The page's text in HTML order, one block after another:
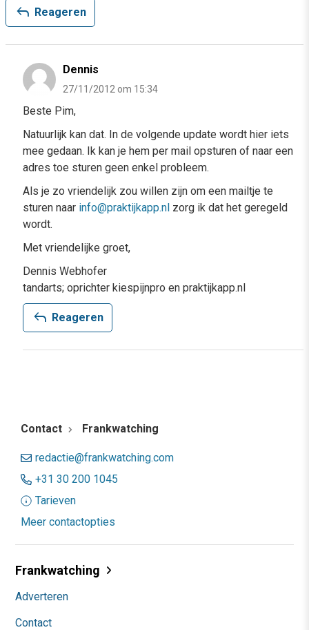
reply Reageren
Dennis
27/11/2012 om 15:34
Beste Pim,
Natuurlijk kan dat. In de volgende update wordt hier iets
mee gedaan. Ik kan je hem per mail opsturen of naar een
adres toe sturen geen enkel probleem.
Als je zo vriendelijk zou willen zijn om een mailtje te
sturen naar info@praktijkapp.nl zorg ik dat het geregeld
wordt.
Met vriendelijke groet,
Dennis Webhofer
tandarts; oprichter kiespijnpro en praktijkapp.nl
reply Reageren
Contact Frankwatching
redactie@frankwatching.com
+31 30 200 1045
Tarieven
Meer contactopties
Frankwatching
Adverteren
Contact